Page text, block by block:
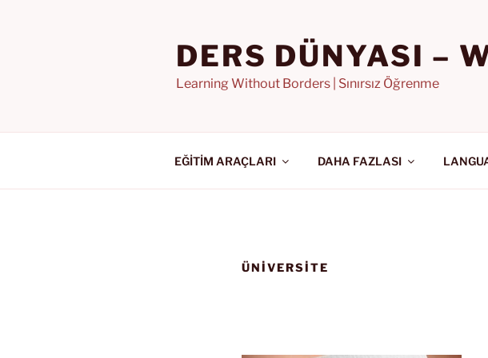
DERS DÜNYASI –
Learning Without Borders | Sınırsız Öğrenme
EĞİTİM ARAÇLARI DAHA FAZLASI
ÜNİVERSİTE